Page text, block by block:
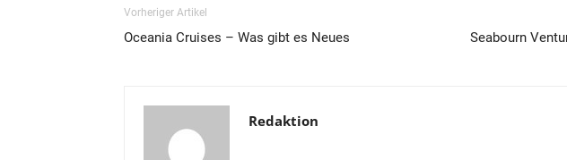
Vorheriger Artikel
Oceania Cruises – Was gibt es Neues Seabourn
Redaktion